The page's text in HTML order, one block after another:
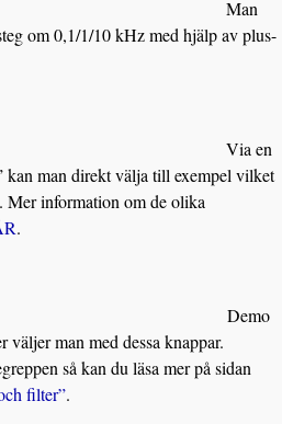
Man
om 0,1/1/10 kHz med hjälp av plus-
Via en
kan man direkt välja till exempel vilket
information om de olika
.
Demo
man med dessa knappar.
så kan du läsa mer på sidan
filter”.